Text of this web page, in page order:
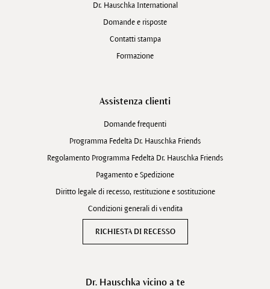
Dr. Hauschka International
Domande e risposte
Contatti stampa
Formazione
Assistenza clienti
Domande frequenti
Programma Fedeltà Dr. Hauschka Friends
Regolamento Programma Fedeltà Dr. Hauschka Friends
Pagamento e Spedizione
Diritto legale di recesso, restituzione e sostituzione
Condizioni generali di vendita
RICHIESTA DI RECESSO
Dr. Hauschka vicino a te